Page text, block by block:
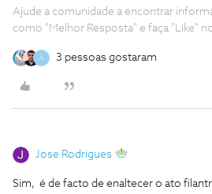
Ajude a comunidade a encontrar
como "Melhor Resposta" e faça "Like"
A 3 pessoas gostaram
Jose Rodrigues
Sim, é de facto de enaltecer o ato